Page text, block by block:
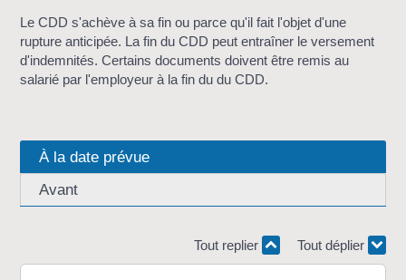
Le CDD s'achève à sa fin ou parce qu'il fait l'objet d'une
rupture anticipée. La fin du CDD peut entraîner le versement
d'indemnités. Certains documents doivent être remis au
salarié par l'employeur à la fin du du CDD.
À la date prévue
Avant
Tout replier Tout déplier